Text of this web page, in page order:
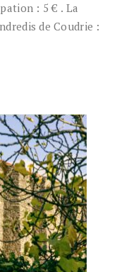
: 5 € . La
de Coudrie :